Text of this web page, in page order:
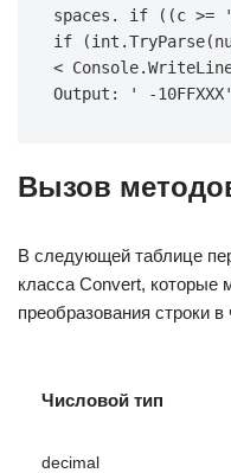
spaces. if ((c >=
if
<
Output: ' -
Вызов
В следующей таблице
класса Convert, которые
преобразования строки в
Числовой тип
decimal